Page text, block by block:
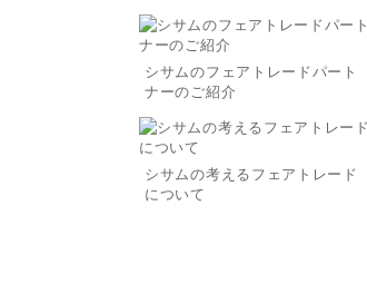
シサムのフェアトレードパート
ナーのご紹介
シサムの考えるフェアトレード
について